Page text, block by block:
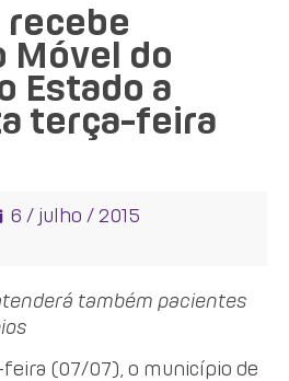
recebe
Móvel do
Estado a
terça-feira
6 / julho / 2015
também pacientes
(07/07), o município de